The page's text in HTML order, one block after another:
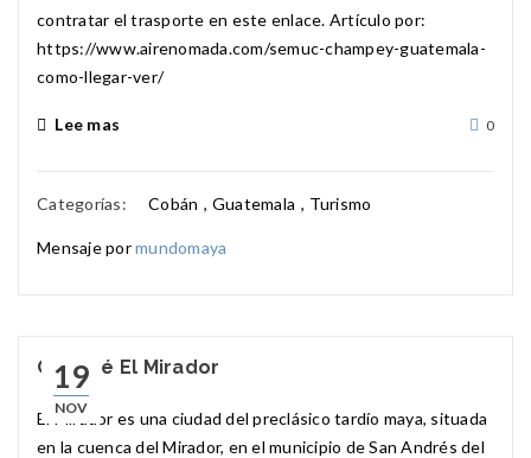
contratar el trasporte en este enlace. Artículo por:
https://www.airenomada.com/semuc-champey-guatemala-
como-llegar-ver/
Lee mas 0
Categorías: Cobán , Guatemala , Turismo
Mensaje pormundomaya
19
NOV
Conocé El Mirador
El Mirador es una ciudad del preclásico tardío maya, situada
en la cuenca del Mirador, en el municipio de San Andrés del